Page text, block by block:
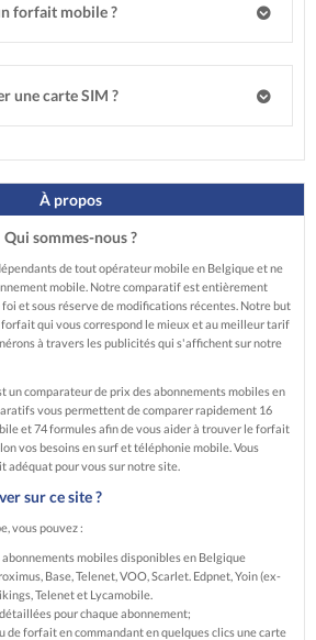
forfait mobile ?
une carte SIM ?
À propos
Qui sommes-nous ?
de tout opérateur mobile en Belgique et ne
mobile. Notre comparatif est entièrement
et sous réserve de modifications récentes. Notre but
qui vous correspond le mieux et au meilleur tarif
à travers les publicités qui s'affichent sur notre
un comparateur de prix des abonnements mobiles en
vous permettent de comparer rapidement 16
et 74 formules afin de vous aider à trouver le forfait
vos besoins en surf et téléphonie mobile. Vous
pour vous sur notre site.
sur ce site ?
vous pouvez :
mobiles disponibles en Belgique
Base, Telenet, VOO, Scarlet. Edpnet, Yoin (ex-
Telenet et Lycamobile.
pour chaque abonnement;
de forfait en commandant en quelques clics une carte